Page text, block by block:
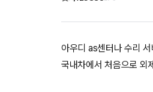
아우디 as센터나 수리
국내차에서 처음으로 외